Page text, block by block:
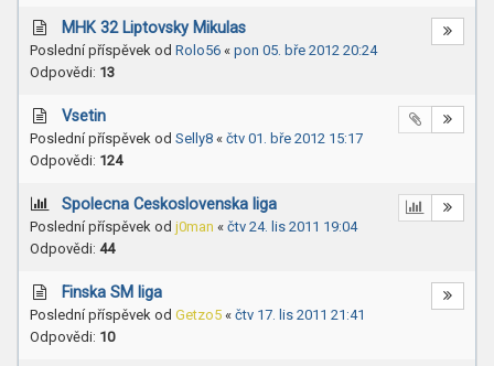
MHK 32 Liptovsky Mikulas
Poslední příspěvek od Rolo56 « pon 05. bře 2012 20:24
Odpovědi: 13
Vseti­n
Poslední příspěvek od Selly8 « čtv 01. bře 2012 15:17
Odpovědi: 124
Spolecna Ceskoslovenska liga
Poslední příspěvek od j0man « čtv 24. lis 2011 19:04
Odpovědi: 44
Finska SM liga
Poslední příspěvek od Getzo5 « čtv 17. lis 2011 21:41
Odpovědi: 10